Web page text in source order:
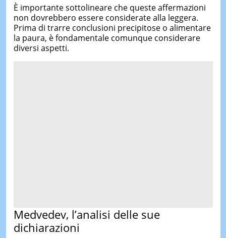
È importante sottolineare che queste affermazioni
non dovrebbero essere considerate alla leggera.
Prima di trarre conclusioni precipitose o alimentare
la paura, è fondamentale comunque considerare
diversi aspetti.
Medvedev, l’analisi delle sue
dichiarazioni